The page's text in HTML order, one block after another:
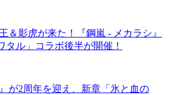
＆影虎が来た！『鋼嵐 - メカラシ』
タル」コラボ後半が開催！
が2周年を迎え、新章「氷と血の